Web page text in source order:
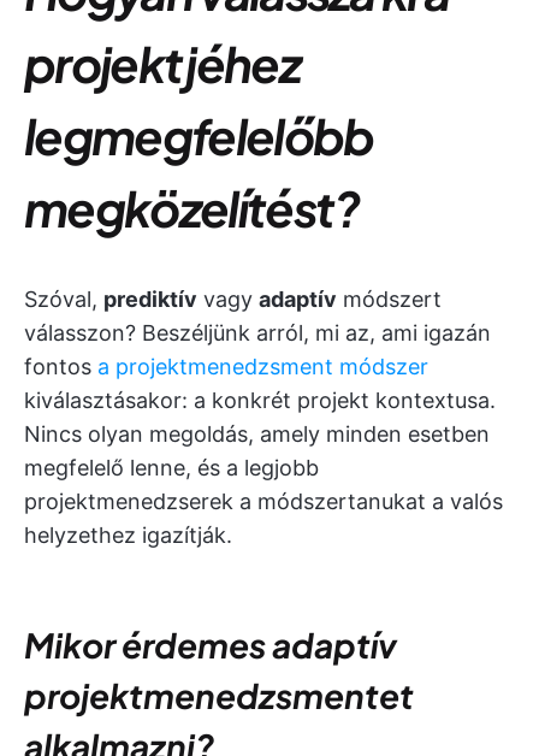
projektjéhez
legmegfelelőbb
megközelítést?
Szóval, prediktív vagy adaptív módszert
válasszon? Beszéljünk arról, mi az, ami igazán
fontos a projektmenedzsment módszer
kiválasztásakor: a konkrét projekt kontextusa.
Nincs olyan megoldás, amely minden esetben
megfelelő lenne, és a legjobb
projektmenedzserek a módszertanukat a valós
helyzethez igazítják.
Mikor érdemes adaptív
projektmenedzsmentet
alkalmazni?